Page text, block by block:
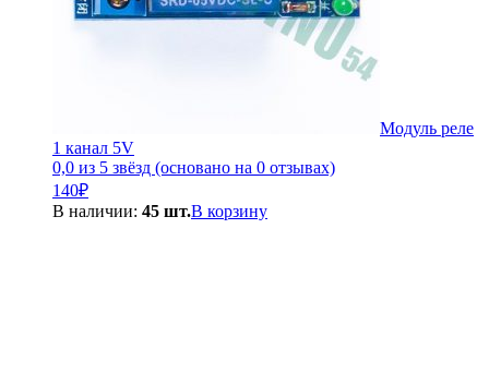
Модуль реле
1 канал 5V
0,0 из 5 звёзд (основано на 0 отзывах)
140₽
В наличии: 45 шт.В корзину